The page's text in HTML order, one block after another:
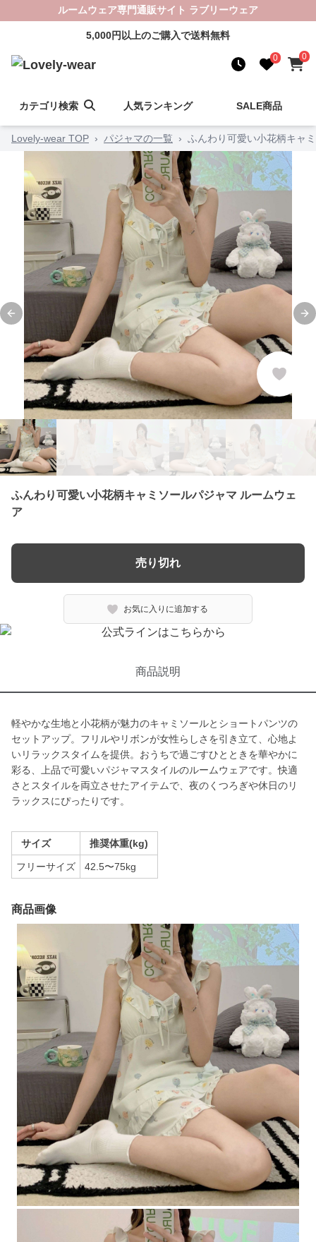
ルームウェア専門通販サイト ラブリーウェア
5,000円以上のご購入で送料無料
0 0
カテゴリ検索 人気ランキング SALE商品
Lovely-wear TOP › パジャマの一覧 › ふんわり可愛い小花柄キャ
Previous slide
ふんわり可愛い小花柄キャミソールパジャマ ルームウェ
ア
売り切れ
お気に入りに追加する
商品説明
軽やかな生地と小花柄が魅力のキャミソールとショートパンツの
セットアップ。フリルやリボンが女性らしさを引き立て、心地よ
いリラックスタイムを提供。おうちで過ごすひとときを華やかに
彩る、上品で可愛いパジャマスタイルのルームウェアです。快適
さとスタイルを両立させたアイテムで、夜のくつろぎや休日のリ
ラックスにぴったりです。
サイズ 推奨体重(kg)
フリーサイズ 42.5〜75kg
商品画像